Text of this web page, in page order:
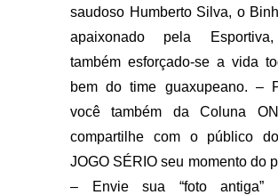
saudoso Humberto Silva, o
apaixonado pela
também esforçado-se a vida
bem do time guaxupeano. –
você também da Coluna
compartilhe com o público
JOGO SÉRIO seu momento do
– Envie sua “foto antiga”